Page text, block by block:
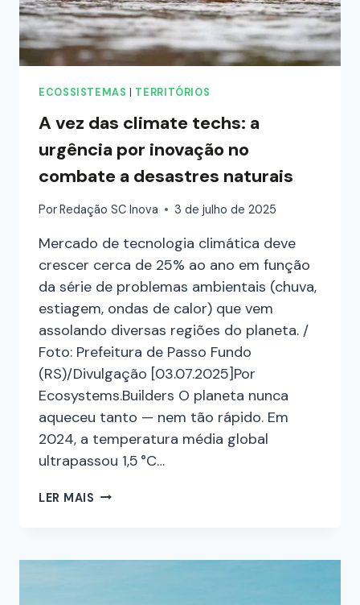
ECOSSISTEMAS TERRITÓRIOS
A vez das climate techs: a
urgência por inovação no
combate a desastres naturais
PorRedação SC Inova 3 de julho de 2025
Mercado de tecnologia climática deve
crescer cerca de 25% ao ano em função
da série de problemas ambientais (chuva,
estiagem, ondas de calor) que vem
assolando diversas regiões do planeta. /
Foto: Prefeitura de Passo Fundo
(RS)/Divulgação [03.07.2025]Por
Ecosystems.Builders O planeta nunca
aqueceu tanto — nem tão rápido. Em
2024, a temperatura média global
ultrapassou 1,5 °C…
LER MAIS